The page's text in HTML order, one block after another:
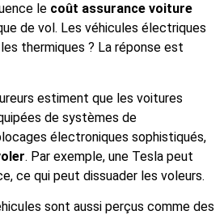
le coût assurance voiture
de vol. Les véhicules électriques
thermiques ? La réponse est
estiment que les voitures
de systèmes de
électroniques sophistiqués,
. Par exemple, une Tesla peut
ce qui peut dissuader les voleurs.
sont aussi perçus comme des